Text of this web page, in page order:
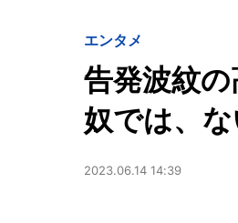
エンタメ
告発波紋
奴では、
2023.06.14 14:39